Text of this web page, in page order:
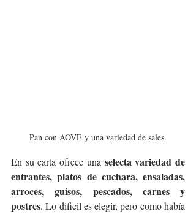
Pan con AOVE y una variedad de sales.
En su carta ofrece una selecta variedad de
entrantes, platos de cuchara, ensaladas,
arroces, guisos, pescados, carnes y
postres. Lo dificil es elegir, pero como había